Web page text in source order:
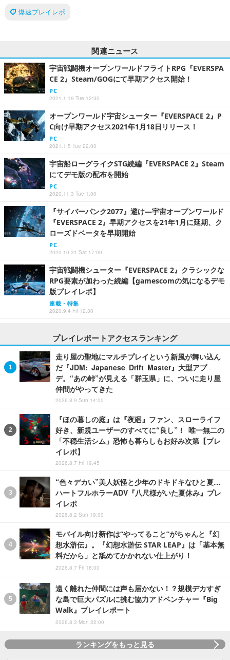
爆速プレイレポ
関連ニュース
宇宙戦闘機オープンワールドフライトRPG『EVERSPA
CE 2』Steam/GOGにて早期アクセス開始！
PC
2021.1.19 Tue 12:30
オープンワールド宇宙シューター『EVERSPACE 2』P
C向け早期アクセス2021年1月18日リリース！
PC
2021.1.5 Tue 22:00
宇宙船ローグライクSTG続編『EVERSPACE 2』Steam
にてデモ版の配布を開始
PC
2020.11.3 Tue 1:00
『サイバーパンク2077』避け―宇宙オープンワールド
『EVERSPACE 2』早期アクセスを21年1月に延期、ク
ローズドベータを早期開始
PC
2020.10.31 Sat 17:00
宇宙戦闘機シューター『EVERSPACE 2』クラシックな
RPG要素が加わった続編【gamescomの気になるデモ
版プレイレポ】
連載・特集
2020.9.4 Fri 12:30
プレイレポートアクセスランキング
走り屋の聖地にマルチプレイという新風が舞い込ん
だ『JDM: Japanese Drift Master』大型アプ
デ。“あの峠”が見える「群玉県」に、ついに走り屋
仲間がやってきた
2026.8.9 Sun 14:00
『ほの暮しの庭』は『夜廻』ファン、スローライフ
好き、新規ユーザーのすべてに“良し”！ 唯一無二の
「不穏生活シム」恐怖も暮らしもお好み次第【プレ
イレポ】
2026.8.7 Fri 19:45
“色々デカい”美人妖怪と少年のドキドキなひと夏…
ハートフルホラーADV『八尺様がいた夏休み』プレ
イレポ
2026.8.2 Sun 19:00
モバイル向け新作は“やってること”がちゃんと『幻
想水滸伝』。『幻想水滸伝 STAR LEAP』は「基本無
料だから」と舐めてかかれない仕上がり！
2026.8.7 Fri 18:00
遠く離れた仲間には声も届かない！？規模デカすぎ
な島で巨大パズルに挑む協力アドベンチャー『Big
Walk』プレイレポート
2026.8.3 Mon 22:00
ランキングをもっと見る